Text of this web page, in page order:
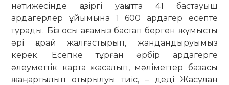
нәтижесінде қазіргі уақытта 41 бастауыш
ардагерлер ұйымына 1 600 ардагер есепте
тұрады. Біз осы ағамыз бастап берген жұмысты
әрі қарай жалғастырып, жандандыруымыз
керек. Есепке тұрған әрбір ардагерге
әлеуметтік карта жасалып, мәліметтер базасы
жаңартылып отырылуы тиіс, – деді Жасұлан